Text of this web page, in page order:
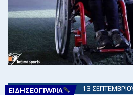
ΕΙΔΗΣΕΟΓΡΑΦΊΑ 13